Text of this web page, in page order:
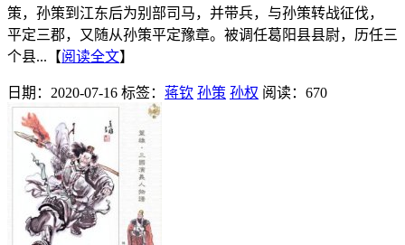
策，孙策到江东后为别部司马，并带兵，与孙策转战征伐，
平定三郡，又随从孙策平定豫章。被调任葛阳县县尉，历任三
个县...【阅读全文】
日期：2020-07-16 标签： 蒋钦 孙策 孙权 阅读：670